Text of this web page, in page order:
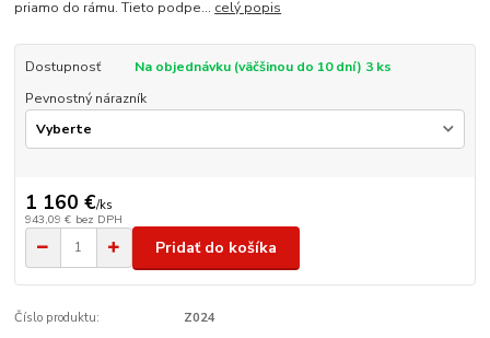
priamo do rámu. Tieto podpe... celý popis
Dostupnosť
Na objednávku (väčšinou do 10 dní) 3 ks
Pevnostný nárazník
1 160 €/ks
943,09 € bez DPH
Pridať do košíka
Číslo produktu: Z024